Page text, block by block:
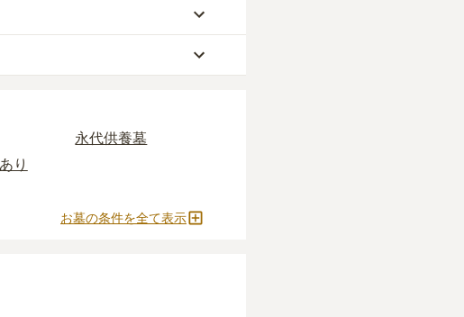
万円
すお布施がかかります。
用が安く設定されていま
永代供養墓
り
お墓の条件を全て表示